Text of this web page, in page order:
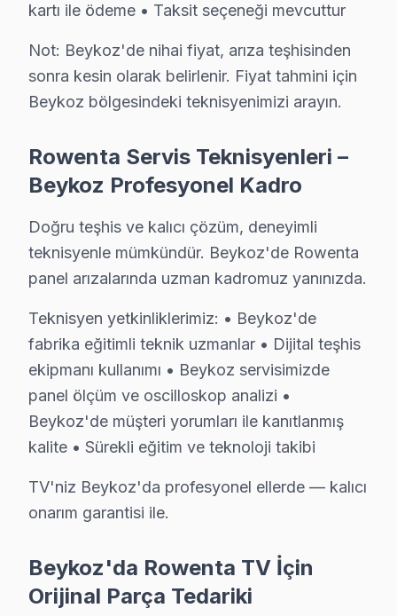
Rowenta Uzman Teknisyen Ekibi — Beykoz
Hakan Ö. — Rowenta Servis Uzmanı
13 yıllık Rowenta TV tamir deneyimi. Beykoz ve çevre
· Rowenta fabrika servis sertifikası
· 2010'dan günümüze tüm Rowenta modelleri
· Beykoz'de610+Rowenta TV tamiri
· Müşteri memnuniyeti
%97
· Ortalama tamir süresi:2–3 iş günü
kartı ile ödeme • Taksit seçeneği mevcuttur
Not: Beykoz'de nihai fiyat, arıza teşhisinden
sonra kesin olarak belirlenir. Fiyat tahmini için
Beykoz bölgesindeki teknisyenimizi arayın.
Rowenta Servis Teknisyenleri –
Beykoz Profesyonel Kadro
Doğru teşhis ve kalıcı çözüm, deneyimli
teknisyenle mümkündür. Beykoz'de Rowenta
panel arızalarında uzman kadromuz yanınızda.
Teknisyen yetkinliklerimiz: • Beykoz'de
fabrika eğitimli teknik uzmanlar • Dijital teşhis
ekipmanı kullanımı • Beykoz servisimizde
panel ölçüm ve oscilloskop analizi •
Beykoz'de müşteri yorumları ile kanıtlanmış
kalite • Sürekli eğitim ve teknoloji takibi
TV'niz Beykoz'da profesyonel ellerde — kalıcı
onarım garantisi ile.
Beykoz'da Rowenta TV İçin
Orijinal Parça Tedariki